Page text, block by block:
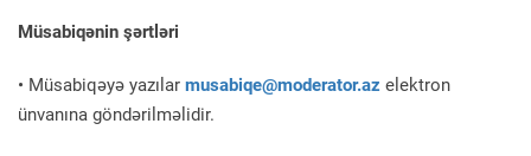
Müsabiqənin şərtləri
• Müsabiqəyə yazılar musabiqe@moderator.az elektron
ünvanına göndərilməlidir.